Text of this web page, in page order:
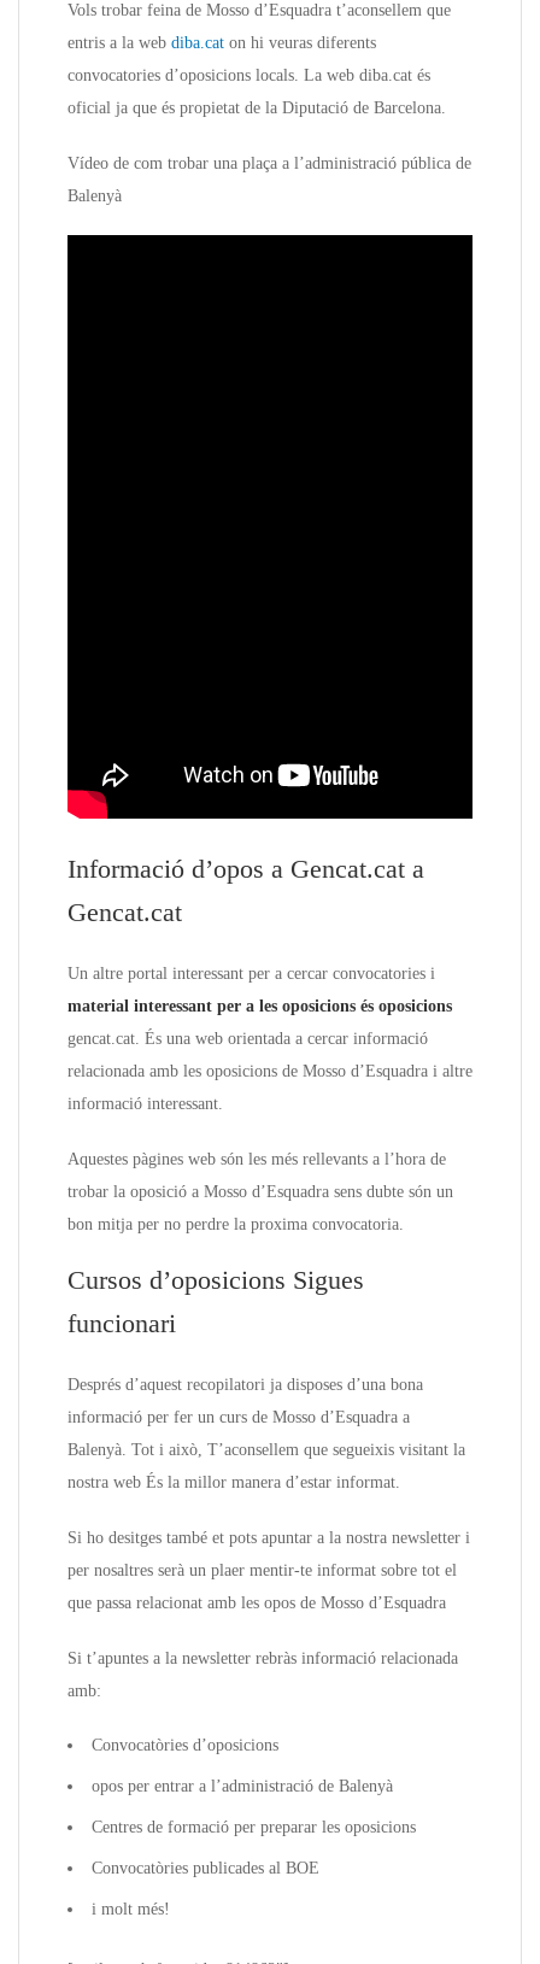
Vols trobar feina de Mosso d’Esquadra t’aconsellem que
entris a la web diba.cat on hi veuras diferents
convocatories d’oposicions locals. La web diba.cat és
oficial ja que és propietat de la Diputació de Barcelona.
Vídeo de com trobar una plaça a l’administració pública de
Balenyà
Informació d’opos a Gencat.cat a
Gencat.cat
Un altre portal interessant per a cercar convocatories i
material interessant per a les oposicions és oposicions
gencat.cat. És una web orientada a cercar informació
relacionada amb les oposicions de Mosso d’Esquadra i altre
informació interessant.
Aquestes pàgines web són les més rellevants a l’hora de
trobar la oposició a Mosso d’Esquadra sens dubte són un
bon mitja per no perdre la proxima convocatoria.
Cursos d’oposicions Sigues
funcionari
Després d’aquest recopilatori ja disposes d’una bona
informació per fer un curs de Mosso d’Esquadra a
Balenyà. Tot i això, T’aconsellem que segueixis visitant la
nostra web És la millor manera d’estar informat.
Si ho desitges també et pots apuntar a la nostra newsletter i
per nosaltres serà un plaer mentir-te informat sobre tot el
que passa relacionat amb les opos de Mosso d’Esquadra
Si t’apuntes a la newsletter rebràs informació relacionada
amb:
Convocatòries d’oposicions
opos per entrar a l’administració de Balenyà
Centres de formació per preparar les oposicions
Convocatòries publicades al BOE
i molt més!